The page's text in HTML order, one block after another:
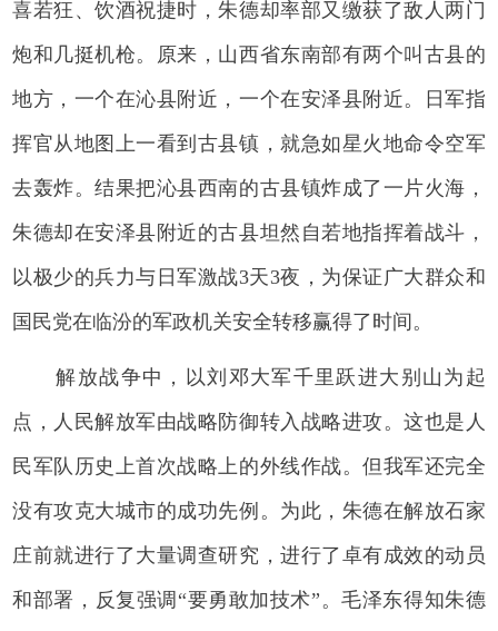
喜若狂、饮酒祝捷时，朱德却率部又缴获了敌人两门
炮和几挺机枪。原来，山西省东南部有两个叫古县的
地方，一个在沁县附近，一个在安泽县附近。日军指
挥官从地图上一看到古县镇，就急如星火地命令空军
去轰炸。结果把沁县西南的古县镇炸成了一片火海，
朱德却在安泽县附近的古县坦然自若地指挥着战斗，
以极少的兵力与日军激战3天3夜，为保证广大群众和
国民党在临汾的军政机关安全转移赢得了时间。
解放战争中，以刘邓大军千里跃进大别山为起
点，人民解放军由战略防御转入战略进攻。这也是人
民军队历史上首次战略上的外线作战。但我军还完全
没有攻克大城市的成功先例。为此，朱德在解放石家
庄前就进行了大量调查研究，进行了卓有成效的动员
和部署，反复强调“要勇敢加技术”。毛泽东得知朱德